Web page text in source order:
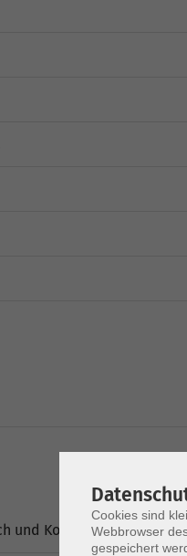
und Konditor in Gambia
Cookies sind
Webbrowser
gespeichert